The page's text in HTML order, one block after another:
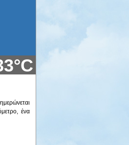
ένα